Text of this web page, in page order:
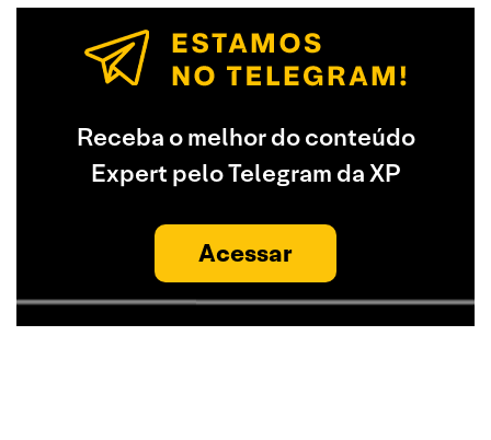
Receba o melhor do conteúdo
Expert pelo Telegram da XP
Acessar